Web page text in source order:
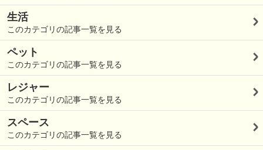
生活
このカテゴリの記事一覧を見る
ペット
このカテゴリの記事一覧を見る
レジャー
このカテゴリの記事一覧を見る
スペース
このカテゴリの記事一覧を見る